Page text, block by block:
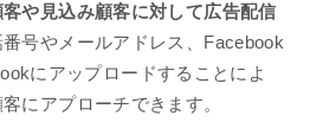
客や見込み顧客に対して広告配信
号やメールアドレス、Facebook
にアップロードすることによ
にアプローチできます。